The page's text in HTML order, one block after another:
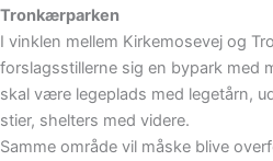
Tronkærparken
I vinklen mellem Kirkemosevej og
forslagsstillerne sig en bypark med
skal være legeplads med legetårn,
stier, shelters med videre.
Samme område vil måske blive